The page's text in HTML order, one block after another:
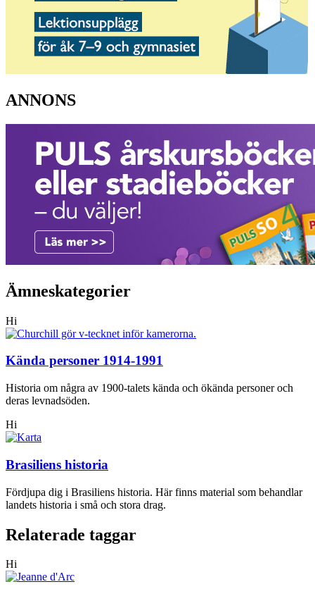
ANNONS
Ämneskategorier
Hi
Kända personer 1914-1991
Historia om några av 1900-talets kända och ökända personer och
deras levnadsöden.
Hi
Brasiliens historia
Fördjupa dig i Brasiliens historia. Här finns material som behandlar
landets historia i små och stora drag.
Relaterade taggar
Hi